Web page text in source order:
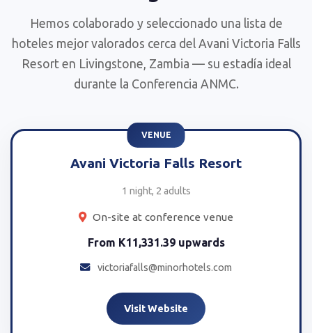
Hemos colaborado y seleccionado una lista de
hoteles mejor valorados cerca del Avani Victoria Falls
Resort en Livingstone, Zambia — su estadía ideal
durante la Conferencia ANMC.
Avani Victoria Falls Resort
1 night, 2 adults
On-site at conference venue
From K11,331.39upwards
victoriafalls@minorhotels.com
Visit Website